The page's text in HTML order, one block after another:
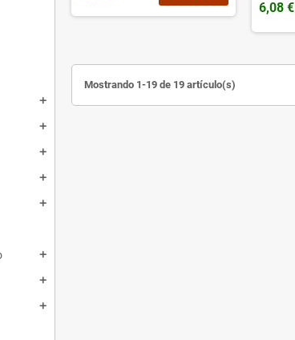
add
add
add
add
add
add
add
add
6,08 €
Mostrando 1-19 de 19 artículo(s)